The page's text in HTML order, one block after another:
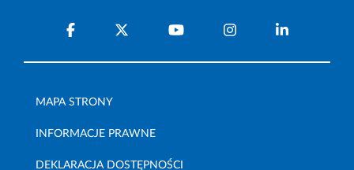
MAPA STRONY
INFORMACJE PRAWNE
DEKLARACJA DOSTĘPNOŚCI